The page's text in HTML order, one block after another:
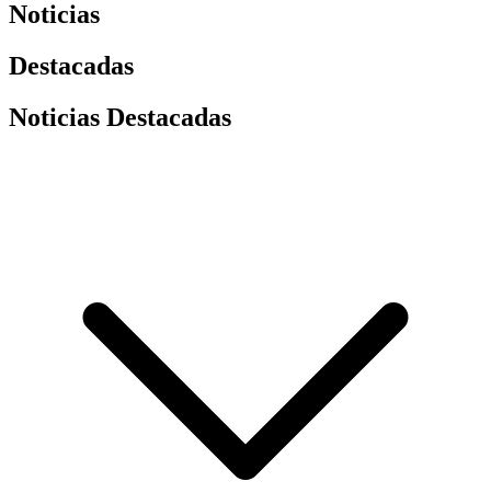
Noticias
Destacadas
Noticias Destacadas